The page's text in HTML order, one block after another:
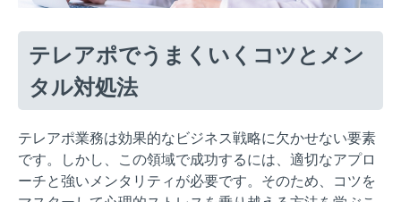
テレアポでうまくいくコツとメン
タル対処法
テレアポ業務は効果的なビジネス戦略に欠かせない要素
です。しかし、この領域で成功するには、適切なアプロ
ーチと強いメンタリティが必要です。そのため、コツを